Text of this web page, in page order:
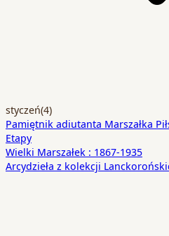
styczeń(4)
Pamiętnik adiutanta Marszałka
Etapy
Wielki Marszałek : 1867-1935
Arcydzieła z kolekcji